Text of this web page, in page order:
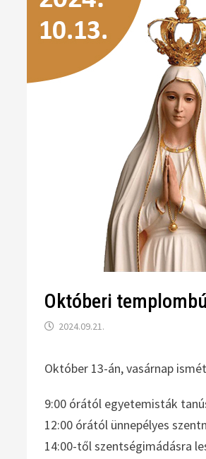
Októberi
2024.09.21.
Október 13-án, vasárnap
9:00 órától egyetemisták
12:00 órától ünnepélyes
14:00-től szentségimádásra